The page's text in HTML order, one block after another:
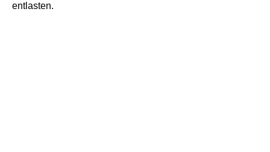
entlasten.